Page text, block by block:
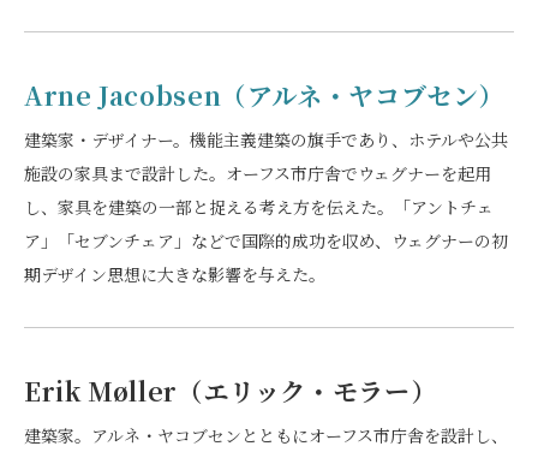
Arne Jacobsen（アルネ・ヤコブセン）
建築家・デザイナー。機能主義建築の旗手であり、ホテルや公共
施設の家具まで設計した。オーフス市庁舎でウェグナーを起用
し、家具を建築の一部と捉える考え方を伝えた。「アントチェ
ア」「セブンチェア」などで国際的成功を収め、ウェグナーの初
期デザイン思想に大きな影響を与えた。
Erik Møller（エリック・モラー）
建築家。アルネ・ヤコブセンとともにオーフス市庁舎を設計し、